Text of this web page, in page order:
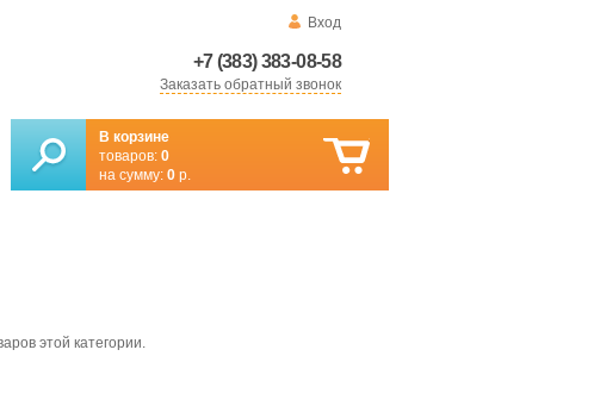
Вход
+7 (383) 383-08-58
Заказать обратный звонок
В корзине
товаров: 0
на сумму: 0 р.
этой категории.